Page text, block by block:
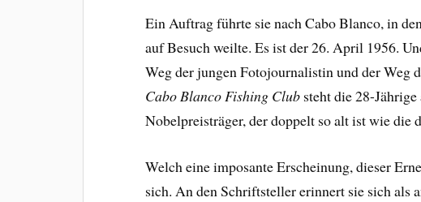
Ein Auftrag führte sie nach Cabo Blanco, in
auf Besuch weilte. Es ist der 26. April 1956.
Weg der jungen Fotojournalistin und der Weg
Cabo BlancoFishing Club steht die 28-
Nobelpreisträger, der doppelt so alt ist wie die
Welch eine imposante Erscheinung, dieser
sich. An den Schriftsteller erinnert sie sich als